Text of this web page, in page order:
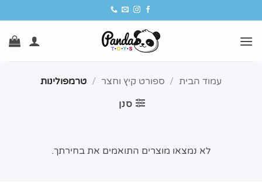
to
content
עמוד הבית / ספורט קיץ וחצר / טרמפולינות
סנן
לא נמצאו מוצרים התואמים את בחירתך.